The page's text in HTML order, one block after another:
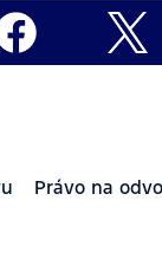
Právo na